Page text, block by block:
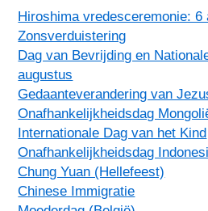
Hiroshima vredesceremonie: 6
Zonsverduistering
Dag van Bevrijding en
augustus
Gedaanteverandering van
Onafhankelijkheidsdag
Internationale Dag van het Kind
Onafhankelijkheidsdag
Chung Yuan (Hellefeest)
Chinese Immigratie